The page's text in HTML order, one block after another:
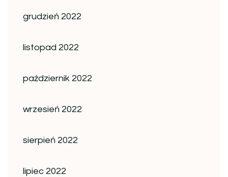
grudzień 2022
listopad 2022
październik 2022
wrzesień 2022
sierpień 2022
lipiec 2022